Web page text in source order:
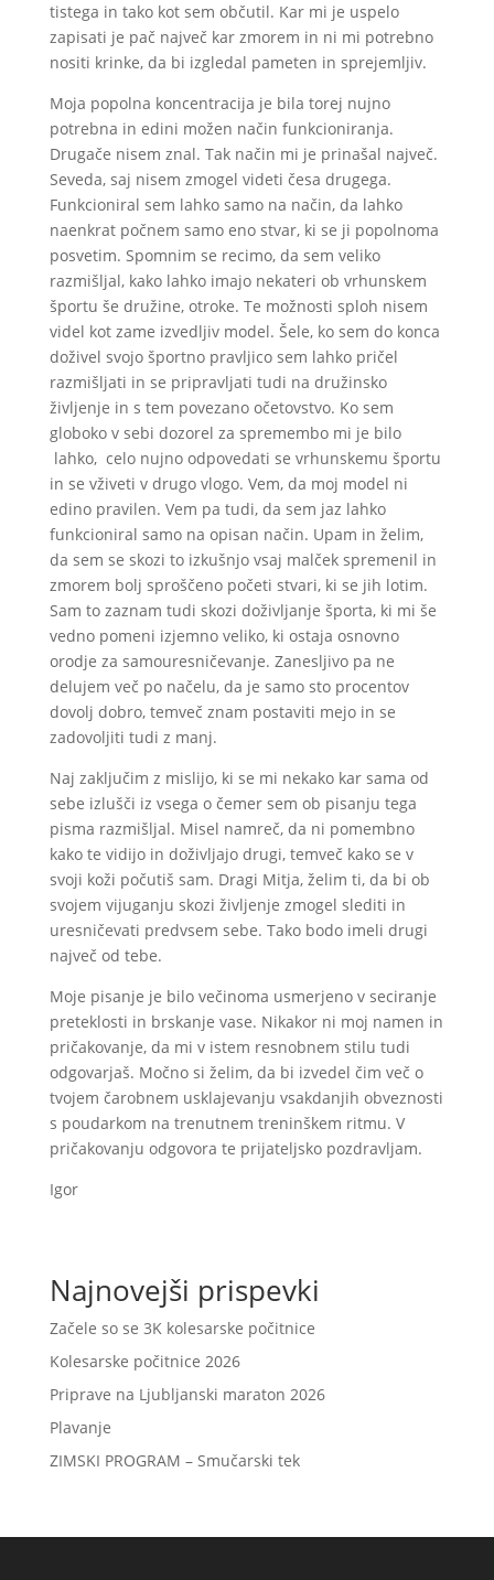
tistega in tako kot sem občutil. Kar mi je uspelo
zapisati je pač največ kar zmorem in ni mi potrebno
nositi krinke, da bi izgledal pameten in sprejemljiv.
Moja popolna koncentracija je bila torej nujno
potrebna in edini možen način funkcioniranja.
Drugače nisem znal. Tak način mi je prinašal največ.
Seveda, saj nisem zmogel videti česa drugega.
Funkcioniral sem lahko samo na način, da lahko
naenkrat počnem samo eno stvar, ki se ji popolnoma
posvetim. Spomnim se recimo, da sem veliko
razmišljal, kako lahko imajo nekateri ob vrhunskem
športu še družine, otroke. Te možnosti sploh nisem
videl kot zame izvedljiv model. Šele, ko sem do konca
doživel svojo športno pravljico sem lahko pričel
razmišljati in se pripravljati tudi na družinsko
življenje in s tem povezano očetovstvo. Ko sem
globoko v sebi dozorel za spremembo mi je bilo
lahko, celo nujno odpovedati se vrhunskemu športu
in se vživeti v drugo vlogo. Vem, da moj model ni
edino pravilen. Vem pa tudi, da sem jaz lahko
funkcioniral samo na opisan način. Upam in želim,
da sem se skozi to izkušnjo vsaj malček spremenil in
zmorem bolj sproščeno početi stvari, ki se jih lotim.
Sam to zaznam tudi skozi doživljanje športa, ki mi še
vedno pomeni izjemno veliko, ki ostaja osnovno
orodje za samouresničevanje. Zanesljivo pa ne
delujem več po načelu, da je samo sto procentov
dovolj dobro, temveč znam postaviti mejo in se
zadovoljiti tudi z manj.
Naj zaključim z mislijo, ki se mi nekako kar sama od
sebe izlušči iz vsega o čemer sem ob pisanju tega
pisma razmišljal. Misel namreč, da ni pomembno
kako te vidijo in doživljajo drugi, temveč kako se v
svoji koži počutiš sam. Dragi Mitja, želim ti, da bi ob
svojem vijuganju skozi življenje zmogel slediti in
uresničevati predvsem sebe. Tako bodo imeli drugi
največ od tebe.
Moje pisanje je bilo večinoma usmerjeno v seciranje
preteklosti in brskanje vase. Nikakor ni moj namen in
pričakovanje, da mi v istem resnobnem stilu tudi
odgovarjaš. Močno si želim, da bi izvedel čim več o
tvojem čarobnem usklajevanju vsakdanjih obveznosti
s poudarkom na trenutnem treninškem ritmu. V
pričakovanju odgovora te prijateljsko pozdravljam.
Igor
Najnovejši prispevki
Začele so se 3K kolesarske počitnice
Kolesarske počitnice 2026
Priprave na Ljubljanski maraton 2026
Plavanje
ZIMSKI PROGRAM – Smučarski tek